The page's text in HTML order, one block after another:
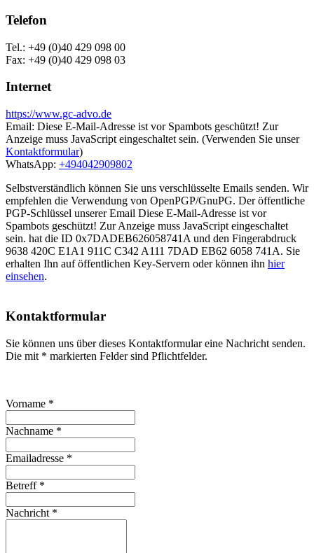
Telefon
Tel.: +49 (0)40 429 098 00
Fax: +49 (0)40 429 098 03
Internet
https://www.gc-advo.de
Email: Diese E-Mail-Adresse ist vor Spambots geschützt! Zur
Anzeige muss JavaScript eingeschaltet sein. (Verwenden Sie unser
Kontaktformular)
WhatsApp: +494042909802
Selbstverständlich können Sie uns verschlüsselte Emails senden. Wir
empfehlen die Verwendung von OpenPGP/GnuPG. Der öffentliche
PGP-Schlüssel unserer Email Diese E-Mail-Adresse ist vor
Spambots geschützt! Zur Anzeige muss JavaScript eingeschaltet
sein. hat die ID 0x7DADEB626058741A und den Fingerabdruck
9638 420C E1A1 911C C342 A111 7DAD EB62 6058 741A. Sie
erhalten Ihn auf öffentlichen Key-Servern oder können ihn hier
einsehen.
Kontaktformular
Sie können uns über dieses Kontaktformular eine Nachricht senden.
Die mit * markierten Felder sind Pflichtfelder.
Vorname *
Nachname *
Emailadresse *
Betreff *
Nachricht *